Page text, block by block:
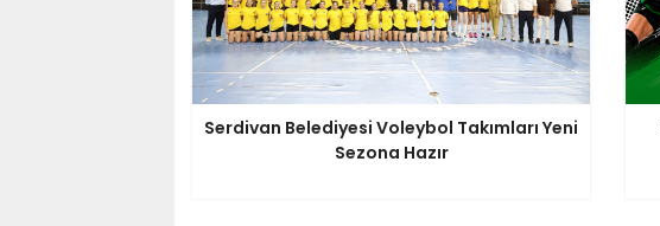
Serdivan Belediyesi Voleybol Takımları Yeni
Sezona Hazır